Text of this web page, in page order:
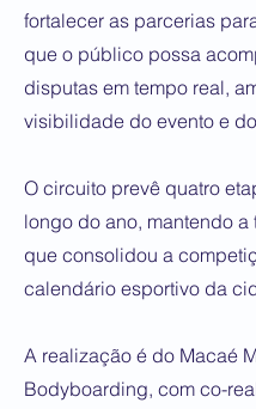
fortalecer as parcerias
que o público possa
disputas em tempo real,
visibilidade do evento e
O circuito prevê quatro
longo do ano, mantendo a
que consolidou a
calendário esportivo da
A realização é do Macaé
Bodyboarding, com co-